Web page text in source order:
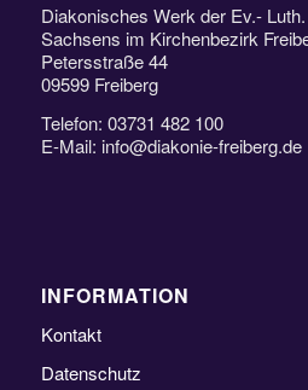
Diakonisches Werk der Ev.-
Sachsens im Kirchenbezirk
Petersstraße 44
09599 Freiberg
Telefon: 03731 482 100
E-Mail: info@diakonie-freiberg.de
INFORMATION
Kontakt
Datenschutz